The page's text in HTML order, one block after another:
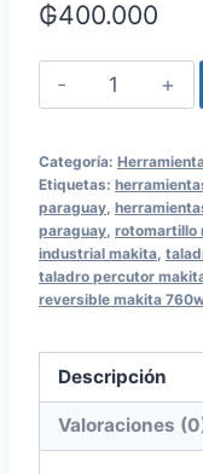
₲400.000
Taladro
Reversible
760W
13
mm
cantidad
Categoría:
Etiquetas:
paraguay,
paraguay, rotomartillo
industrial makita,
taladro percutor
reversible makita
Descripción
Valoraciones